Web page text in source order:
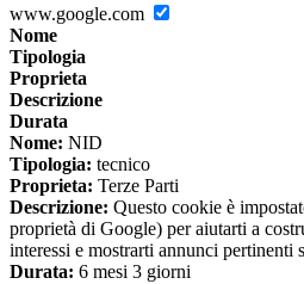
www.google.com
Nome
Tipologia
Proprieta
Descrizione
Durata
Nome: NID
Tipologia: tecnico
Proprieta: Terze Parti
Descrizione: Questo cookie è
proprietà di Google) per aiutarti a
interessi e mostrarti annunci pertinenti
Durata: 6 mesi 3 giorni